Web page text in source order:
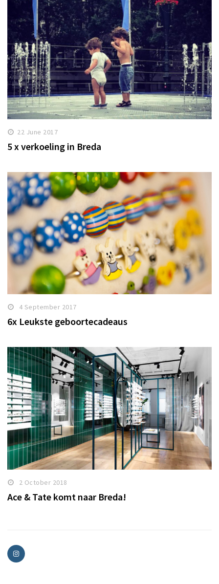
22 June 2017
5 x verkoeling in Breda
4 September 2017
6x Leukste geboortecadeaus
2 October 2018
Ace & Tate komt naar Breda!